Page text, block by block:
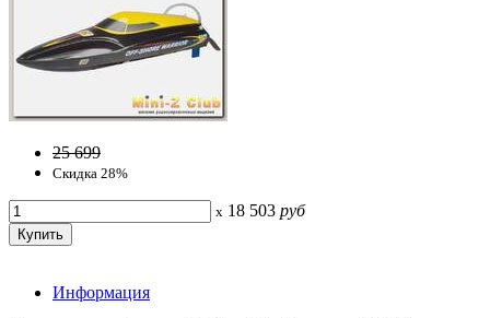
25 699
Скидка 28%
x 18 503 руб
Информация